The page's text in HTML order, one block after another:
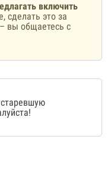
включить
сделать это за
вы общаетесь с